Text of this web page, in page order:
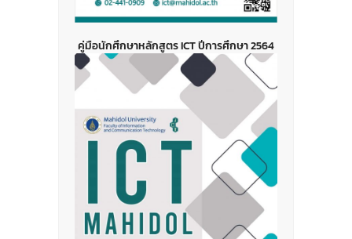
คู่มือนักศึกษาหลักสูตร ICT ปีการศึกษา 2564